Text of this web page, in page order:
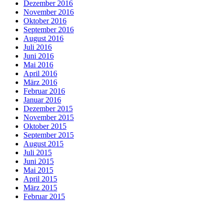
Dezember 2016
November 2016
Oktober 2016
September 2016
August 2016
Juli 2016
Juni 2016
Mai 2016
April 2016
März 2016
Februar 2016
Januar 2016
Dezember 2015
November 2015
Oktober 2015
September 2015
August 2015
Juli 2015
Juni 2015
Mai 2015
April 2015
März 2015
Februar 2015